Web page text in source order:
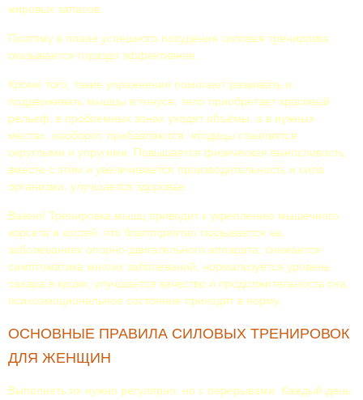
жировых запасов.
Поэтому в плане успешного похудения силовая тренировка
оказывается гораздо эффективнее.
Кроме того, такие упражнения помогают развивать и
поддерживать мышцы в тонусе, тело приобретает красивый
рельеф, в проблемных зонах уходят объёмы, а в нужных
местах, наоборот, прибавляются: ягодицы становятся
округлыми и упругими. Повышается физическая выносливость,
вместе с этим и увеличивается производительность и сила
организма, улучшается здоровье.
Важно! Тренировка мышц приводит к укреплению мышечного
корсета и костей, что благоприятно сказывается на
заболеваниях опорно-двигательного аппарата; снижается
симптоматика многих заболеваний, нормализуется уровень
сахара в крови, улучшается качество и продолжительность сна,
психоэмоциональное состояние приходит в норму
ОСНОВНЫЕ ПРАВИЛА СИЛОВЫХ ТРЕНИРОВОК
ДЛЯ ЖЕНЩИН
Выполнять их нужно регулярно, но с перерывами. Каждый день